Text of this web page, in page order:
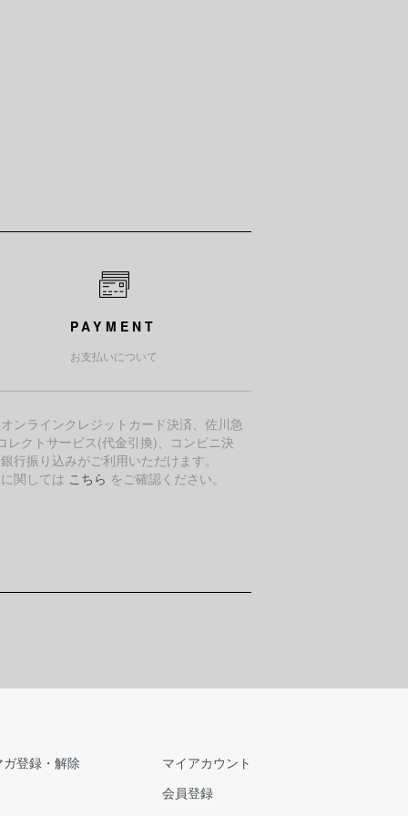
PAYMENT
お支払いについて
ンラインクレジットカード決済、佐川急
レクトサービス(代金引換)、コンビニ決
行振り込みがご利用いただけます。
関しては こちら をご確認ください。
登録・解除
マイアカウント
会員登録